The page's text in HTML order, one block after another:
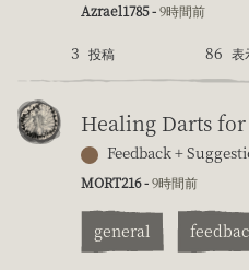
Azrael1785 -9時間前
3 投稿 86 表
Healing Darts
Feedback +
MORT216 -9時間前
general